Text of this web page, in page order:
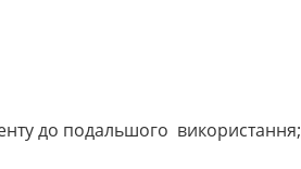
до подальшого використання;